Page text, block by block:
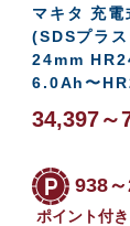
マキタ 充電
(SDSプラ
24mm
6.0Ah〜
34,397～
938
ポイント付き